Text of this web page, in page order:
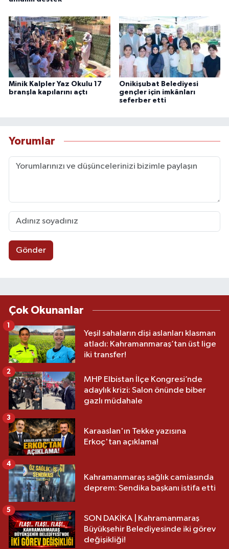
Minik Kalpler Yaz Okulu 17
branşla kapılarını açtı
Onikişubat Belediyesi
gençler için imkânları
seferber etti
Yorumlar
Gönder
Çok Okunanlar
Yeşil sahaların dişi aslanları klasman
atladı: Kahramanmaraş’tan üst lige
iki transfer!
1
MHP Elbistan İlçe Kongresi’nde
adaylık krizi: Salon önünde biber
gazlı müdahale
2
Karaaslan'ın Tekke yazısına
Erkoç'tan açıklama!
3
Kahramanmaraş sağlık camiasında
deprem: Sendika başkanı istifa etti
4
SON DAKİKA | Kahramanmaraş
Büyükşehir Belediyesinde iki görev
değişikliği!
5